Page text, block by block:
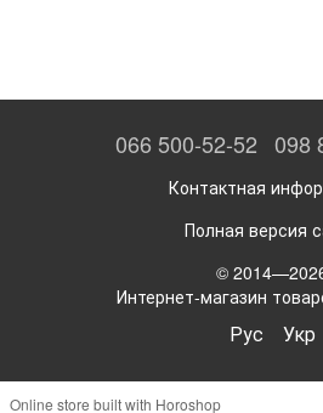
066 500-52-52 098
Контактная
Полная версия
©
Интернет-магазин
Рус Укр
Online store built with Horoshop